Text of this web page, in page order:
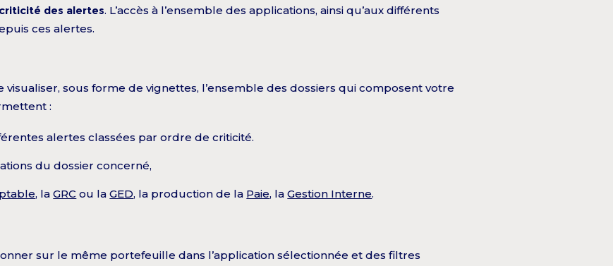
des alertes. L’accès à l’ensemble des applications, ainsi qu’aux différents
ces alertes.
visualiser, sous forme de vignettes, l’ensemble des dossiers qui composent votre
:
alertes classées par ordre de criticité.
du dossier concerné,
, laGRC ou laGED, la production de la Paie, laGestion Interne.
sur le même portefeuille dans l’application sélectionnée et des filtres